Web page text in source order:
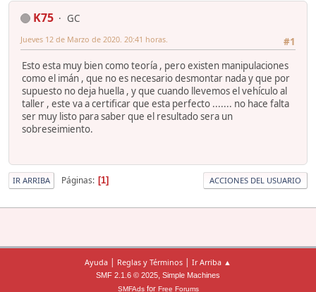
K75
GC
#1
Jueves 12 de Marzo de 2020. 20:41 horas.
Esto esta muy bien como teoría , pero existen manipulaciones
como el imán , que no es necesario desmontar nada y que por
supuesto no deja huella , y que cuando llevemos el vehículo al
taller , este va a certificar que esta perfecto ....... no hace falta
ser muy listo para saber que el resultado sera un
sobreseimiento.
IR ARRIBA Páginas 1 ACCIONES DEL USUARIO
Ayuda | Reglas y Términos | Ir Arriba ▲
SMF 2.1.6 © 2025, Simple Machines
SMFAdsfor Free Forums